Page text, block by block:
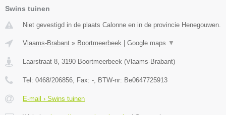
Swins tuinen
Niet gevestigd in de plaats Calonne en in de provincie Henegouwen.
Vlaams-Brabant » Boortmeerbeek Google maps ▼
Laarstraat 8, 3190 Boortmeerbeek (Vlaams-Brabant)
Tel: 0468/206856, Fax: -, BTW-nr: Be0647725913
E-mail › Swins tuinen